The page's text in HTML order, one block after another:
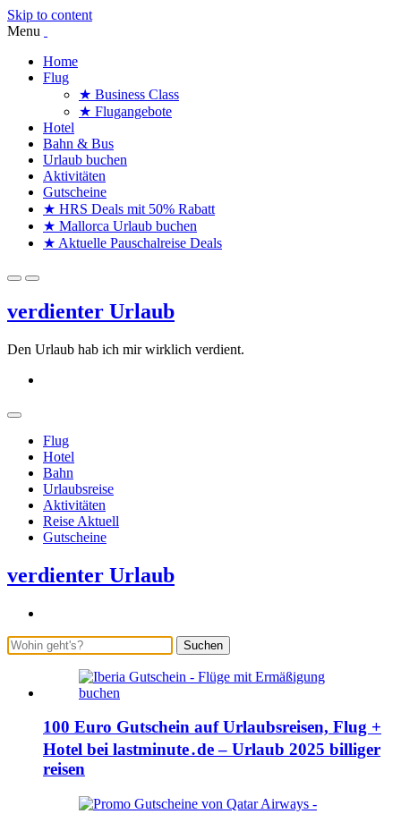
Skip to content
Menu
Home
Flug
★ Business Class
★ Flugangebote
Hotel
Bahn & Bus
Urlaub buchen
Aktivitäten
Gutscheine
★ HRS Deals mit 50% Rabatt
★ Mallorca Urlaub buchen
★ Aktuelle Pauschalreise Deals
verdienter Urlaub
Den Urlaub hab ich mir wirklich verdient.
Flug
Hotel
Bahn
Urlaubsreise
Aktivitäten
Reise Aktuell
Gutscheine
verdienter Urlaub
Suchen
100 Euro Gutschein auf Urlaubsreisen, Flug +
Hotel bei lastminute․de – Urlaub 2025 billiger
reisen